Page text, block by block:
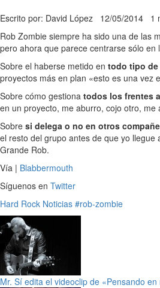
Escrito por: David López 12/05/2014 1
Rob Zombie siempre ha sido una de las
pero ahora que parece centrarse sólo
Sobre el haberse metido en todo tipo
proyectos más en plan «esto es una vez
Sobre cómo gestiona todos los frentes
en un proyecto, me aburro, cojo otro,
Sobre si delega o no en otros
el resto del grupo antes de que yo
Grande Rob.
Vía | Blabbermouth
Síguenos en Twitter
Hard Rock Noticias #rob-zombie
Mr. Sí edita el videoclip de «Pensando en